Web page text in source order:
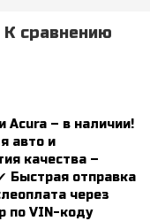
К сравнению
Acura – в наличии!
авто и
качества –
Быстрая отправка
через
по VIN-коду